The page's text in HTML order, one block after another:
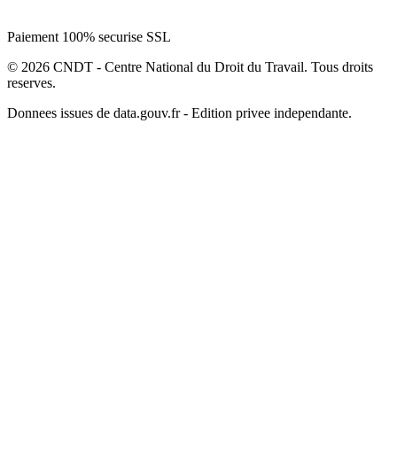
Paiement 100% securise SSL
© 2026 CNDT - Centre National du Droit du Travail. Tous droits
reserves.
Donnees issues de data.gouv.fr - Edition privee independante.